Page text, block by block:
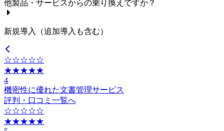
他製品・サービスからの乗り換えですか？
新規導入（追加導入も含む）
☆☆☆☆☆
★★★★★
4
機密性に優れた文書管理サービス
評判・口コミ一覧へ
☆☆☆☆☆
★★★★★